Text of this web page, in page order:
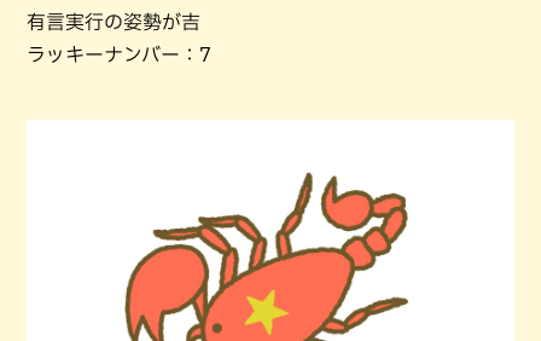
有言実行の姿勢が吉
ラッキーナンバー：7